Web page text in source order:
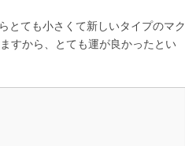
とても小さくて新しいタイプのマク
すから、とても運が良かったとい